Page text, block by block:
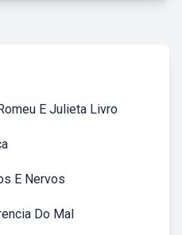
E Julieta Livro
E Nervos
Do Mal